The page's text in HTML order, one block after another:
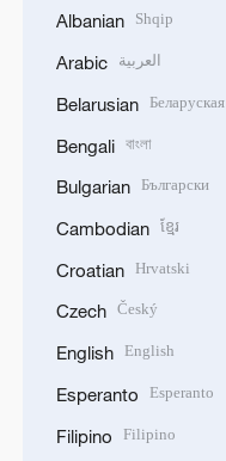
Albanian Shqip
Arabic العربية
Belarusian Беларуская
Bengali বাংলা
Bulgarian Български
Cambodian ខ្មែរ
Croatian Hrvatski
Czech Český
English English
Esperanto Esperanto
Filipino Filipino